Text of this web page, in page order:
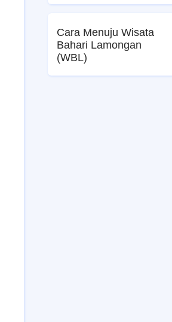
Cara Menuju Wisata
Bahari Lamongan
(WBL)